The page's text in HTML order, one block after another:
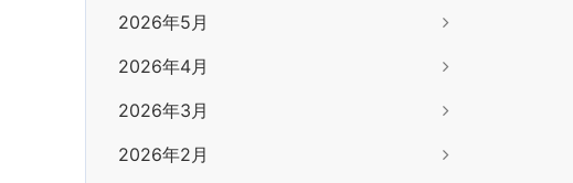
2026年5月
2026年4月
2026年3月
2026年2月